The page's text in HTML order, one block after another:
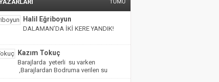
TÜMÜ
Halil Eğriboyun
DALAMAN’DA İKİ KERE YANDIK!
Kazım Tokuç
Barajlarda yeterli su varken
,Barajlardan Bodruma verilen su
miktarı yarıya indirilmiş!